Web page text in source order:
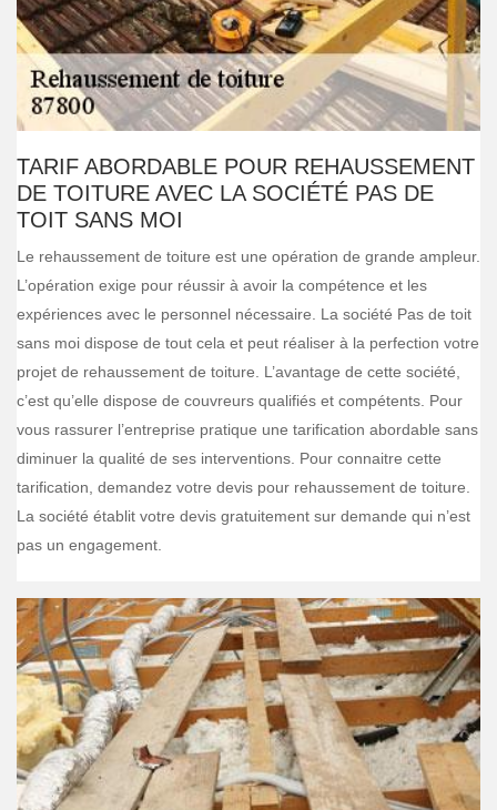
TARIF ABORDABLE POUR REHAUSSEMENT
DE TOITURE AVEC LA SOCIÉTÉ PAS DE
TOIT SANS MOI
Le rehaussement de toiture est une opération de grande ampleur.
L’opération exige pour réussir à avoir la compétence et les
expériences avec le personnel nécessaire. La société Pas de toit
sans moi dispose de tout cela et peut réaliser à la perfection votre
projet de rehaussement de toiture. L’avantage de cette société,
c’est qu’elle dispose de couvreurs qualifiés et compétents. Pour
vous rassurer l’entreprise pratique une tarification abordable sans
diminuer la qualité de ses interventions. Pour connaitre cette
tarification, demandez votre devis pour rehaussement de toiture.
La société établit votre devis gratuitement sur demande qui n’est
pas un engagement.